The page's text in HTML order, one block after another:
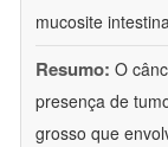
mucosite
Resumo: O
presença de
grosso que